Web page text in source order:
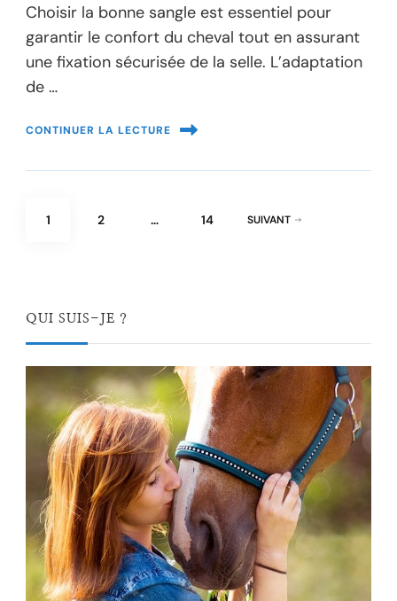
Choisir la bonne sangle est essentiel pour
garantir le confort du cheval tout en assurant
une fixation sécurisée de la selle. L’adaptation
de …
CONTINUER LA LECTURE
Pagination
PAGE
1 PAGE
2 … PAGE
14 SUIVANT
QUI SUIS-JE ?